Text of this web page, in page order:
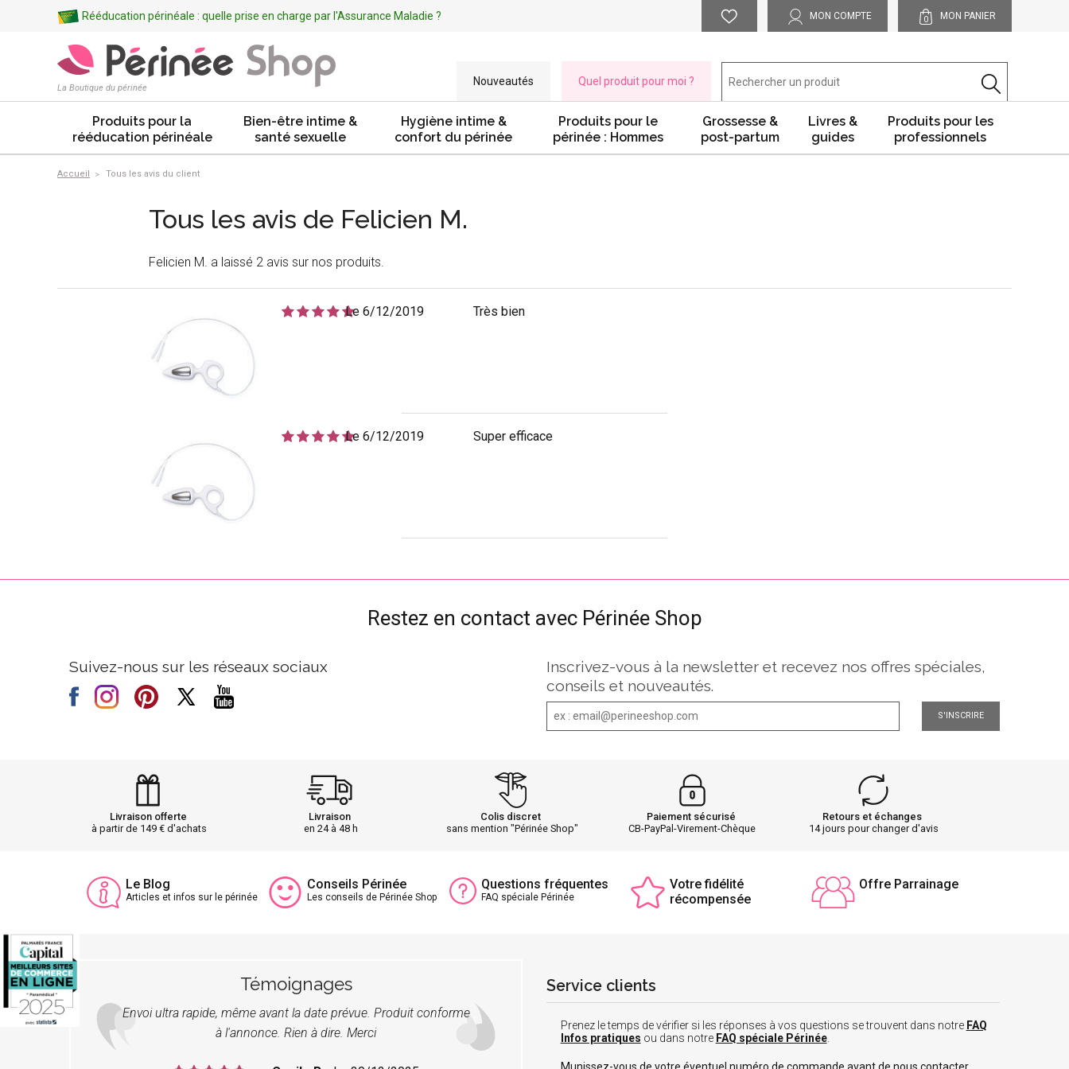
Rééducation périnéale : quelle prise en charge par l'Assurance Maladie ? MON COMPTE 0 MON PANIER
La Boutique du périnée
Nouveautés Quel produit pour moi ?
Produits pour la
rééducation périnéale
Bien-être intime &
santé sexuelle
Hygiène intime &
confort du périnée
Produits pour le
périnée : Hommes
Grossesse &
post-partum
Livres &
guides
Produits pour les
professionnels
Accueil Tous les avis du client
Tous les avis de Felicien M.
Felicien M. a laissé 2 avis sur nos produits.
Le 6/12/2019 Très bien
Le 6/12/2019 Super efficace
Restez en contact avec Périnée Shop
Suivez-nous sur les réseaux sociaux
Inscrivez-vous à la newsletter et recevez nos offres spéciales,
conseils et nouveautés.
S'INSCRIRE
Livraison offerte
à partir de 149 € d'achats
Livraison
en 24 à 48 h
Colis discret
sans mention "Périnée Shop"
Paiement sécurisé
CB-PayPal-Virement-Chèque
Retours et échanges
14 jours pour changer d'avis
Le Blog
Articles et infos sur le périnée
Conseils Périnée
Les conseils de Périnée Shop
Questions fréquentes
FAQ spéciale Périnée
Votre fidélité
récompensée
Offre Parrainage
Témoignages
Envoi ultra rapide, même avant la date prévue. Produit conforme
à l'annonce. Rien à dire. Merci
Service clients
Prenez le temps de vérifier si les réponses à vos questions se trouvent dans notre FAQ
Infos pratiques ou dans notre FAQ spéciale Périnée.